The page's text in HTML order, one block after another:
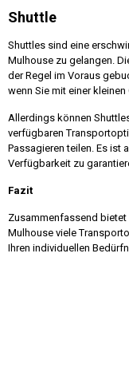
Shuttle
Shuttles sind eine
Mulhouse zu gelangen.
der Regel im Voraus
wenn Sie mit einer kleinen
Allerdings können
verfügbaren
Passagieren teilen. Es ist
Verfügbarkeit zu
Fazit
Zusammenfassend bietet
Mulhouse viele
Ihren individuellen